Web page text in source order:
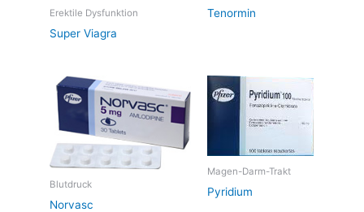
Erektile Dysfunktion
Super Viagra
Tenormin
Blutdruck
Norvasc
Magen-Darm-Trakt
Pyridium